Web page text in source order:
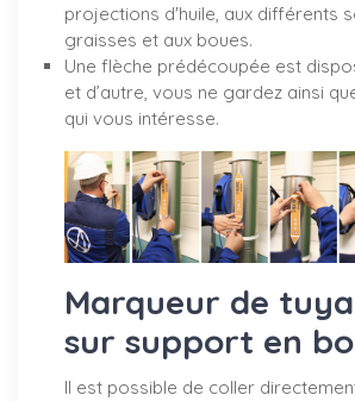
projections d'huile, aux différents
graisses et aux boues.
Une flèche prédécoupée est
et d’autre, vous ne gardez ainsi
qui vous intéresse.
Marqueur de
sur support en
Il est possible de coller